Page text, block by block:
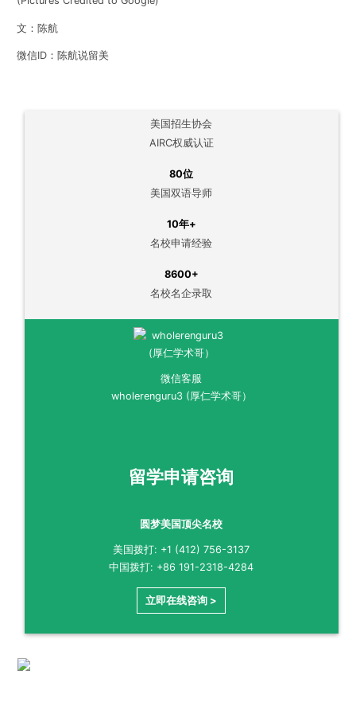
文：陈航
微信ID：陈航说留美
美国招生协会
AIRC权威认证
80位
美国双语导师
10年+
名校申请经验
8600+
名校名企录取
微信客服
wholerenguru3 (厚仁学术哥）
留学申请咨询
圆梦美国顶尖名校
美国拨打: +1 (412) 756-3137
中国拨打: +86 191-2318-4284
立即在线咨询 >